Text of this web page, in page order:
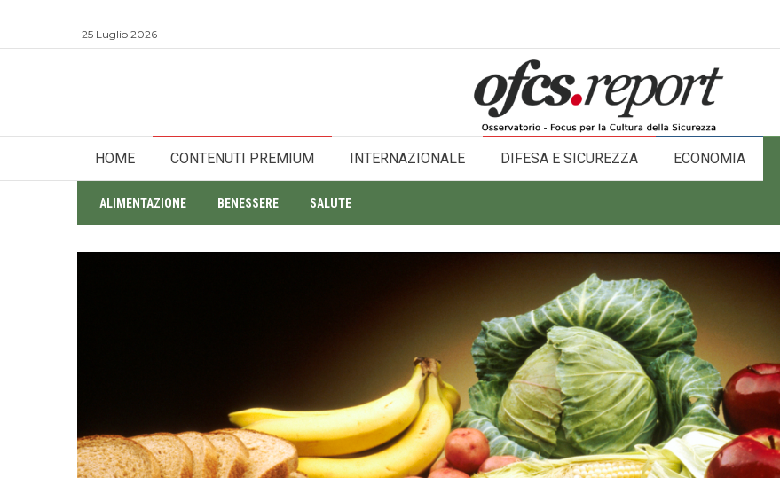
25 Luglio 2026
HOME CONTENUTI PREMIUM INTERNAZIONALE DIFESA E SICUREZZA ECONOMIA
ALIMENTAZIONE BENESSERE SALUTE